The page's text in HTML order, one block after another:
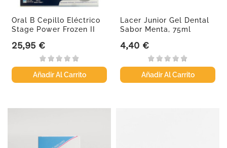
Oral B Cepillo Eléctrico
Stage Power Frozen II
Precio
25,95 €
Añadir Al Carrito
Lacer Junior Gel Dental
Sabor Menta, 75ml
Precio
4,40 €
Añadir Al Carrito